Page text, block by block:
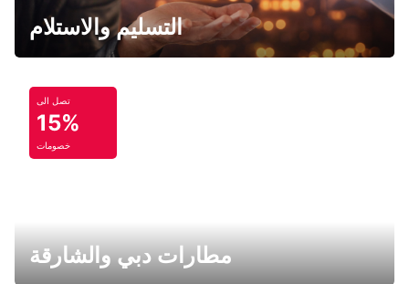
التسليم والاستلام
تصل الى
15%
خصومات
مطارات دبي والشارقة